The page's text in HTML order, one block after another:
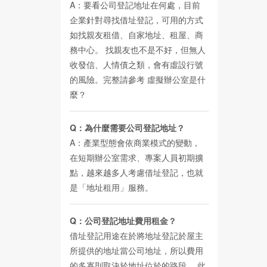
A：要看公司登記地址在何處，目前
企業針對尋找借址登記，可用的方式
如找親友租借、自家地址、租屋、商
務中心。 找親友也不是不好，但無人
收發信、人情債之類，會有虛設行號
的風險。完整請參考 虛擬辦公室是什
麼？
Q：為什麼需要公司登記地址？
A：產業型態會依商業模式的變動，
在短期辦公室需求、專案人員初期擴
點，越來越多人考慮借址登記，也就
是「地址租用」服務。
Q：公司登記地址費用租金？
借址登記用途在於將地址登記於屋主
所提供的地址當公司地址，所以費用